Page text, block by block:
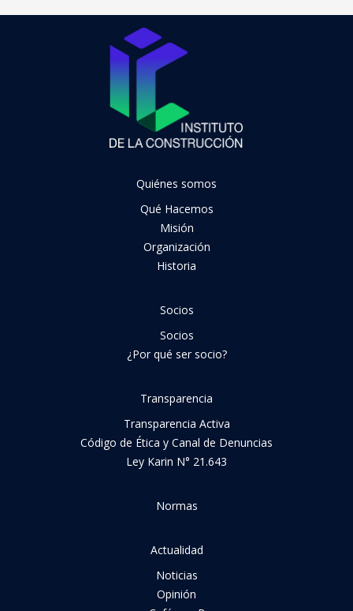
Quiénes somos
Qué Hacemos
Misión
Organización
Historia
Socios
Socios
¿Por qué ser socio?
Transparencia
Transparencia Activa
Código de Ética y Canal de Denuncias
Ley Karin N° 21.643
Normas
Actualidad
Noticias
Opinión